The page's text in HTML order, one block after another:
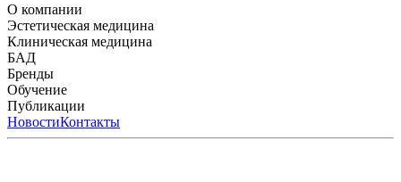
О компании
История компанииНаучный центр
центрПатентыЛаборатория
Мезотерапии
Эстетическая медицина
БиорепарацияФиллеры
пилинги
Клиническая медицина
HYALREPAIR® CHONDROreparant
DENTAL
FILLER INTIMO
БАД
CYTOHYALEX
Бренды
APRILINE®
InternationalHYALREPAIR®
ХОНДРОРЕПАРАНТ®
ДЕНТАЛMESALTERA BY DR. MIKHAYLOVAMEDIC
Обучение
Расписание мероприятий
обученияПреподаватели
Публикации
ЖУРНАЛ LES NOUVELLES ESTHÉTIQUES
«ИНЪЕКЦИОННАЯ КОСМЕТОЛОГИЯ»ЖУРНАЛ
НовостиКонтакты